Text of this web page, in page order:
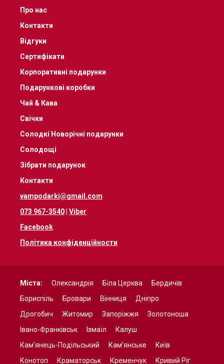
Про нас
Контакти
Відгуки
Сертифікати
Корпоративні подарунки
Подарункові коробки
Чай & Кава
Свічки
Солодкі Новорічні подарунки
Солодощі
Зібрати подарунок
Контакти
vampodarki@gmail.com
073 967-3540 Viber
Facebook
Політика конфіденційности
Міста: Олександрія Біла Церква
Бердичів
Бориспіль
Бровари Вінниця
Дніпро
Дрогобич
Житомир Запоріжжя
Золотоноша
Івано-Франківськ
Ізмаїл
Калуш
Кам’янець-Подільський
Кам’янське
Київ
Конотоп
Краматорськ Кременчук Кривий Ріг